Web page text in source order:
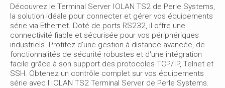
Découvrez le Terminal Server IOLAN TS2 de Perle Systems,
la solution idéale pour connecter et gérer vos équipements
série via Ethernet. Doté de ports RS232, il offre une
connectivité fiable et sécurisée pour vos périphériques
industriels. Profitez d'une gestion à distance avancée, de
fonctionnalités de sécurité robustes et d'une intégration
facile grâce à son support des protocoles TCP/IP, Telnet et
SSH. Obtenez un contrôle complet sur vos équipements
série avec l'IOLAN TS2 Terminal Server de Perle Systems.